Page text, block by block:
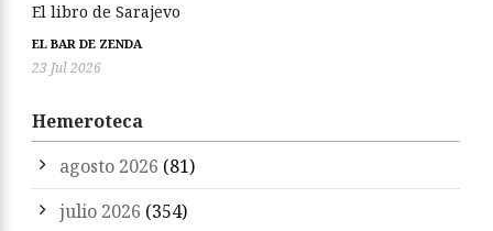
El libro de Sarajevo
EL BAR DE ZENDA
23 Jul 2026
Hemeroteca
agosto 2026 (81)
julio 2026 (354)